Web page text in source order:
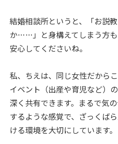
結婚相談所というと、「お説
か……」と身構えてしまう方も
安心してくださいね。
私、ちえは、同じ女性だから
イベント（出産や育児など）
深く共有できます。まるで気
するような感覚で、ざっくば
ける環境を大切にしています。